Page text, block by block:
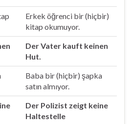
Erkek öğrenci bir (hiçbir)
kitap okumuyor.
Der Vater kauft keinen
Hut.
Baba bir (hiçbir) şapka
satın almıyor.
Der Polizist zeigt keine
Haltestelle